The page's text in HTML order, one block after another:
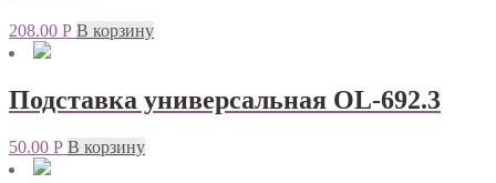
208.00 Р В корзину
Подставка универсальная OL-692.3
50.00 Р В корзину